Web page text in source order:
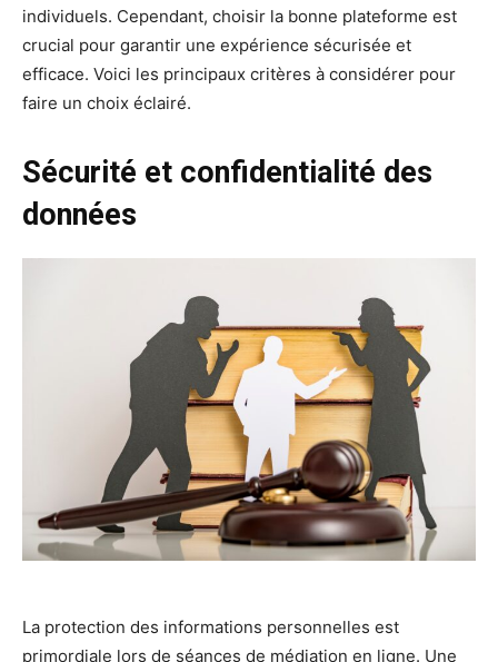
individuels. Cependant, choisir la bonne plateforme est
crucial pour garantir une expérience sécurisée et
efficace. Voici les principaux critères à considérer pour
faire un choix éclairé.
Sécurité et confidentialité des
données
La protection des informations personnelles est
primordiale lors de séances de médiation en ligne. Une